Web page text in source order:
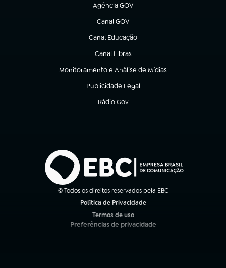
Agência GOV
(abre em nova aba)
Canal GOV
(abre em nova aba)
Canal Educação
(abre em nova aba)
Canal Libras
(abre em nova aba)
Monitoramento e Análise de Mídias
(abre em nova aba)
Publicidade Legal
(abre em nova aba)
Rádio Gov
(abre em nova aba)
© Todos os direitos reservados pela EBC
Política de Privacidade
Termos de uso
(abre em nova aba)
Preferências de privacidade